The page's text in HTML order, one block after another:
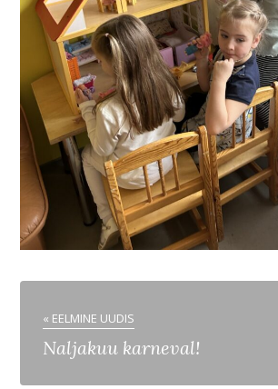
« EELMINE UUDIS
Naljakuu karneval!